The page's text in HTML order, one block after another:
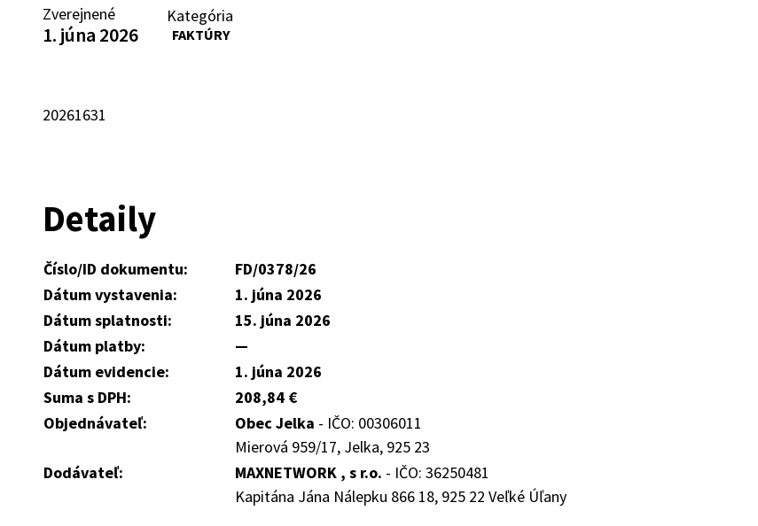
Zverejnené
1. júna 2026
Kategória
FAKTÚRY
20261631
Detaily
Číslo/ID dokumentu:
FD/0378/26
Dátum vystavenia:
1. júna 2026
Dátum splatnosti:
15. júna 2026
Dátum platby:
—
Dátum evidencie:
1. júna 2026
Suma s DPH:
208,84 €
Objednávateľ:
Obec Jelka - IČO: 00306011
Mierová 959/17, Jelka, 925 23
Dodávateľ:
MAXNETWORK , s r.o. - IČO: 36250481
Kapitána Jána Nálepku 866 18, 925 22 Veľké Úľany